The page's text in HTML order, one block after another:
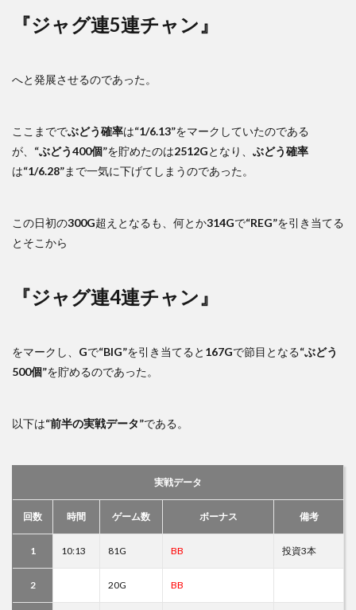
『ジャグ連5連チャン』
へと発展させるのであった。
ここまででぶどう確率は“1/6.13”をマークしていたのである
が、 “ぶどう400個”を貯めたのは2512Gとなり、 ぶどう確率
は“1/6.28”まで一気に下げてしまうのであった。
この日初の300G超えとなるも、何とか314Gで“REG”を引き当てる
とそこから
『ジャグ連4連チャン』
をマークし、 Gで“BIG”を引き当てると 167Gで節目となる“ぶどう
500個”を貯めるのであった。
以下は“前半の実戦データ”である。
実戦データ
回数 時間 ゲーム数 ボーナス 備考
1 10:13 81G BB 投資3本
2 20G BB